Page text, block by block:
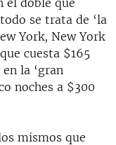
se trata de ‘la
York, New York
cuesta $165
la ‘gran
noches a $300
mismos que